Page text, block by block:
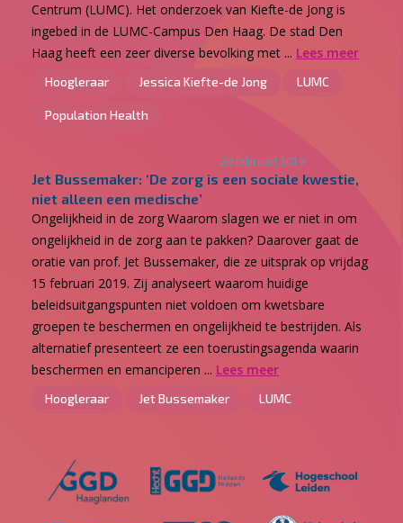
Centrum (LUMC). Het onderzoek van Kiefte-de Jong is
ingebed in de LUMC-Campus Den Haag. De stad Den
Haag heeft een zeer diverse bevolking met ... Lees meer
Hoogleraar Jessica Kiefte-de Jong LUMC
Population Health
26 februari 2019
Jet Bussemaker: ‘De zorg is een sociale kwestie,
niet alleen een medische’
Ongelijkheid in de zorg Waarom slagen we er niet in om
ongelijkheid in de zorg aan te pakken? Daarover gaat de
oratie van prof. Jet Bussemaker, die ze uitsprak op vrijdag
15 februari 2019. Zij analyseert waarom huidige
beleidsuitgangspunten niet voldoen om kwetsbare
groepen te beschermen en ongelijkheid te bestrijden. Als
alternatief presenteert ze een toerustingsagenda waarin
beschermen en emanciperen ... Lees meer
Hoogleraar Jet Bussemaker LUMC